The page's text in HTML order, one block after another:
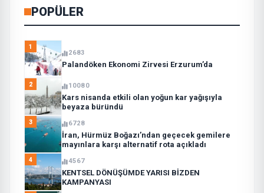
POPÜLER
1
2683
Palandöken Ekonomi Zirvesi Erzurum’da
2 10080
Kars nisanda etkili olan yoğun kar yağışıyla
beyaza büründü
3 6728
İran, Hürmüz Boğazı’ndan geçecek gemilere
mayınlara karşı alternatif rota açıkladı
4 4567
KENTSEL DÖNÜŞÜMDE YARISI BİZDEN
KAMPANYASI